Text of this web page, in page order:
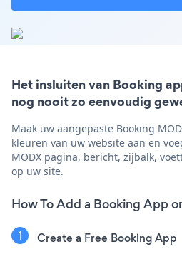
Het insluiten van Booking
nog nooit zo eenvoudig
Maak uw aangepaste Booking
kleuren van uw website aan en
MODX pagina, bericht, zijbalk,
op uw site.
How To Add a Booking App
Create a Free Booking App